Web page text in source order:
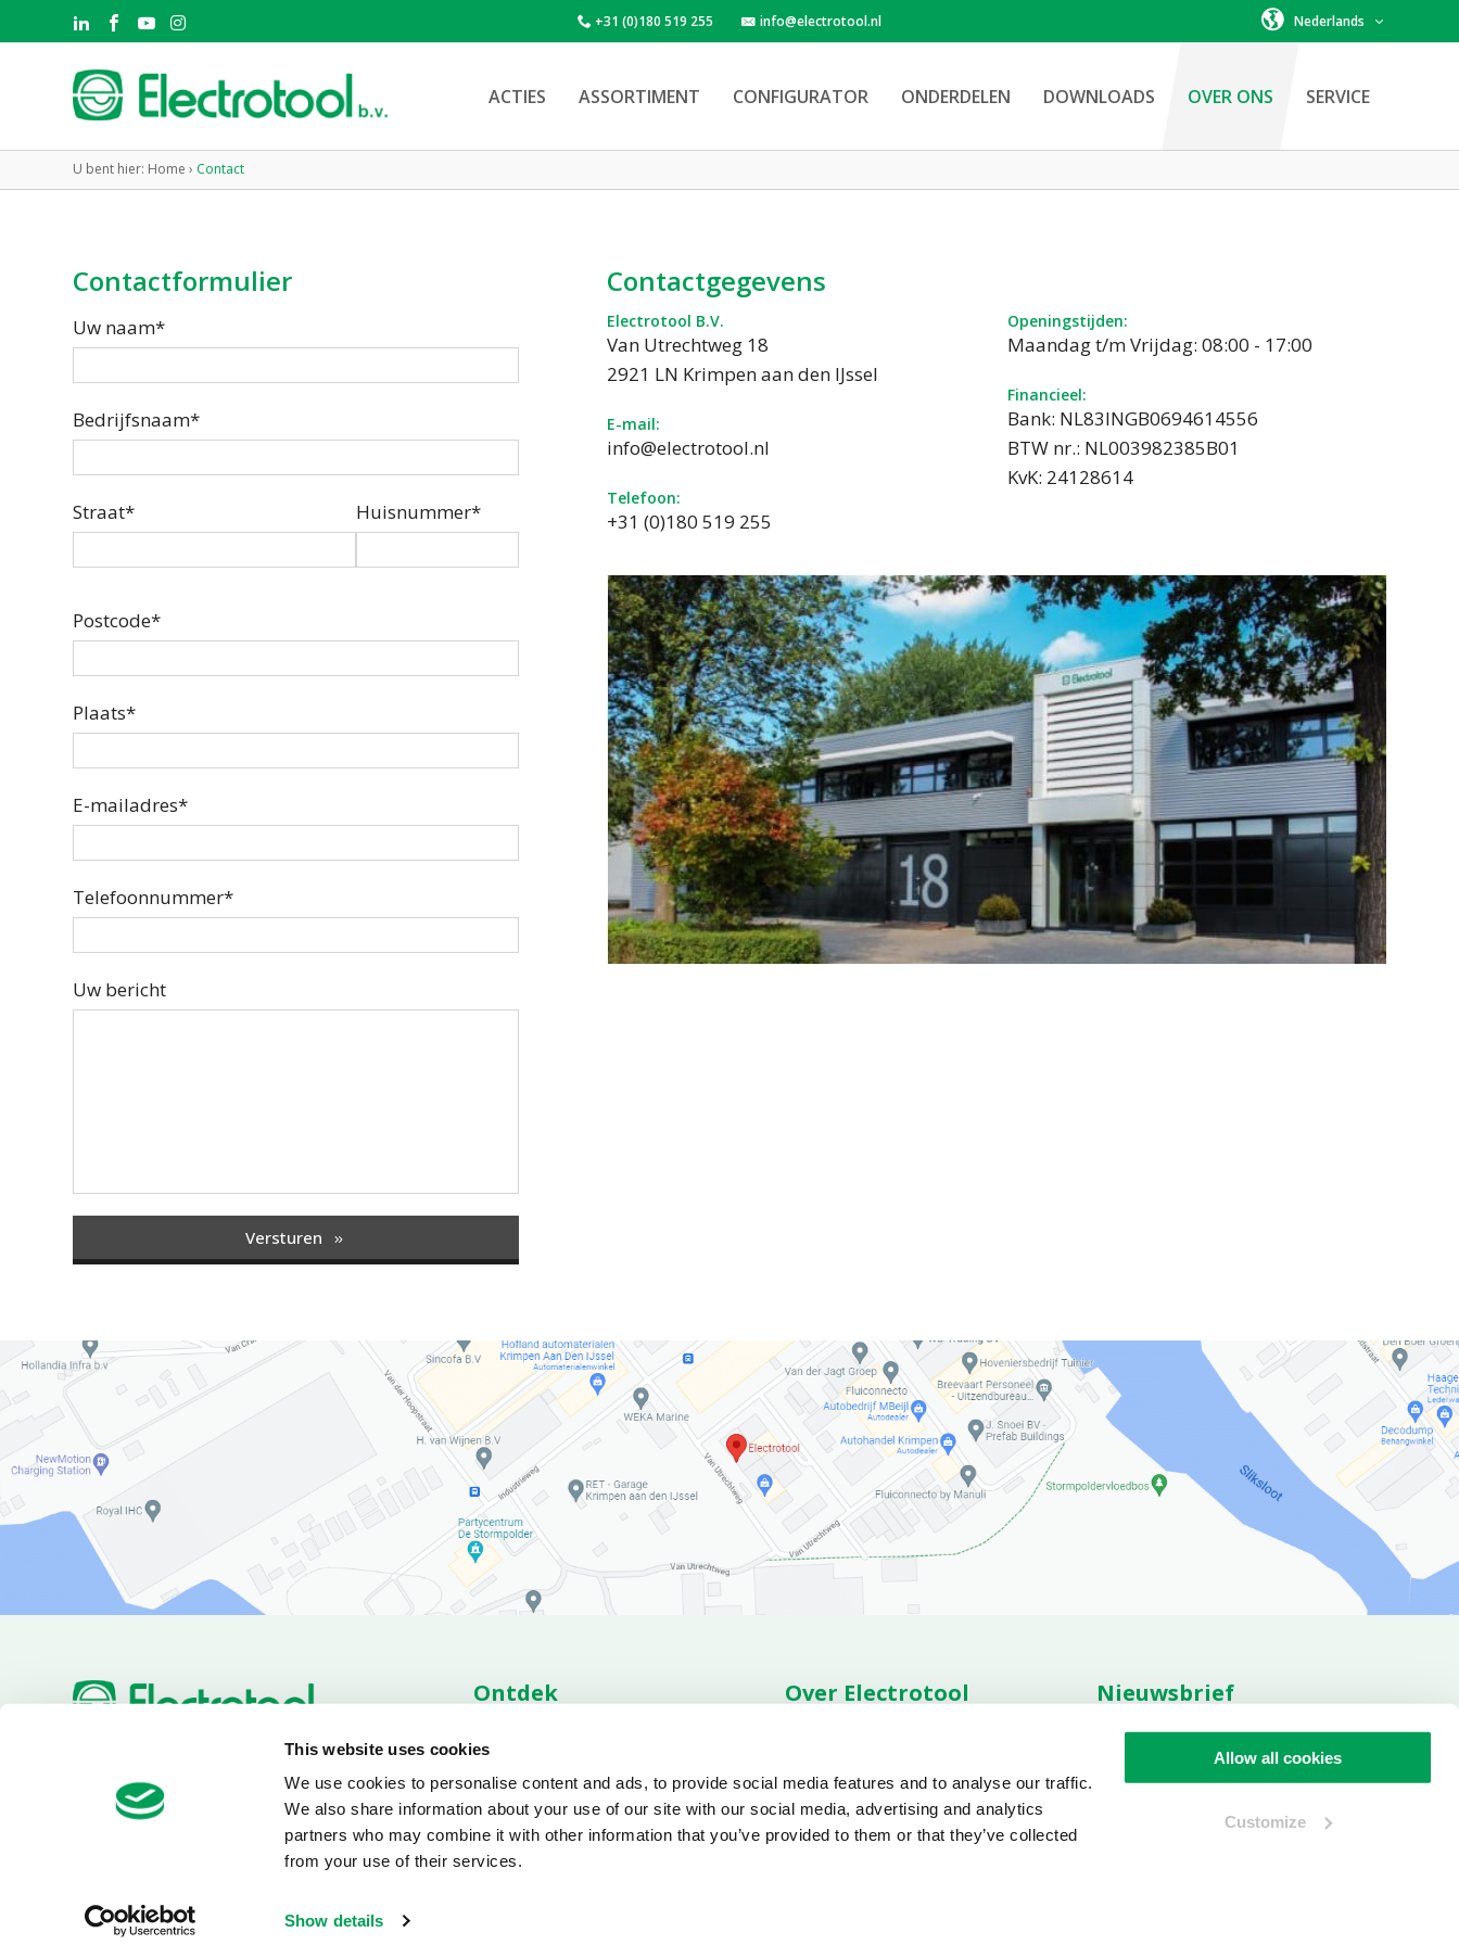
This website uses cookies
We use cookies to personalise content and ads, to provide social media features and to analyse our traffic.
We also share information about your use of our site with our social media, advertising and analytics
partners who may combine it with other information that you’ve provided to them or that they’ve collected
from your use of their services.
Show details
Allow all cookies
Customize
+31 (0)180 519 255 info@electrotool.nl Nederlands
ACTIES ASSORTIMENT CONFIGURATOR ONDERDELEN DOWNLOADS OVER ONS SERVICE
U bent hier: Home › Contact
Contactformulier
Uw naam*
Bedrijfsnaam*
Straat* Huisnummer*
Postcode*
Plaats*
E-mailadres*
Telefoonnummer*
Uw bericht
Versturen
Contactgegevens
Electrotool B.V.
Van Utrechtweg 18
2921 LN Krimpen aan den IJssel
E-mail:
info@electrotool.nl
Telefoon:
+31 (0)180 519 255
Openingstijden:
Maandag t/m Vrijdag: 08:00 - 17:00
Financieel:
Bank: NL83INGB0694614556
BTW nr.: NL003982385B01
KvK: 24128614
info@electrotool.nl
Van Utrechtweg 18
2921 LN Krimpen aan den
IJssel
Ontdek
Onderdelen
Downloads
Over Electrotool
Condities
Voorwaarden
Nieuwsbrief
Copyright 2026 - Electrotool BV - All rights reserved